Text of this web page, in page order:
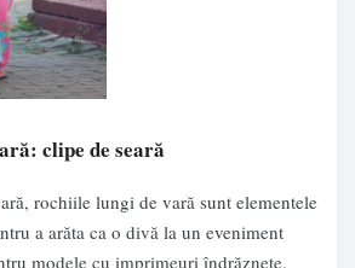
clipe de seară
rochiile lungi de vară sunt elementele
a arăta ca o divă la un eveniment
modele cu imprimeuri îndrăznețe.